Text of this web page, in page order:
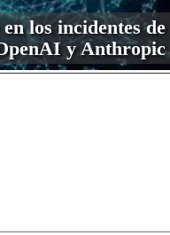
los incidentes de
y Anthropic